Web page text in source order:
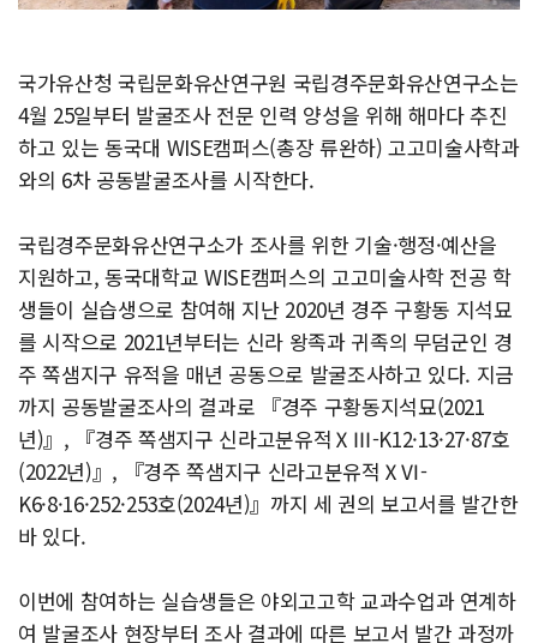
국가유산청 국립문화유산연구원 국립경주문화유산연구소는
4월 25일부터 발굴조사 전문 인력 양성을 위해 해마다 추진
하고 있는 동국대 WISE캠퍼스(총장 류완하) 고고미술사학과
와의 6차 공동발굴조사를 시작한다.
국립경주문화유산연구소가 조사를 위한 기술·행정·예산을
지원하고, 동국대학교 WISE캠퍼스의 고고미술사학 전공 학
생들이 실습생으로 참여해 지난 2020년 경주 구황동 지석묘
를 시작으로 2021년부터는 신라 왕족과 귀족의 무덤군인 경
주 쪽샘지구 유적을 매년 공동으로 발굴조사하고 있다. 지금
까지 공동발굴조사의 결과로 『경주 구황동지석묘(2021
년)』, 『경주 쪽샘지구 신라고분유적ⅩⅢ-K12·13·27·87호
(2022년)』, 『경주 쪽샘지구 신라고분유적ⅩⅥ-
K6·8·16·252·253호(2024년)』까지 세 권의 보고서를 발간한
바 있다.
이번에 참여하는 실습생들은 야외고고학 교과수업과 연계하
여 발굴조사 현장부터 조사 결과에 따른 보고서 발간 과정까